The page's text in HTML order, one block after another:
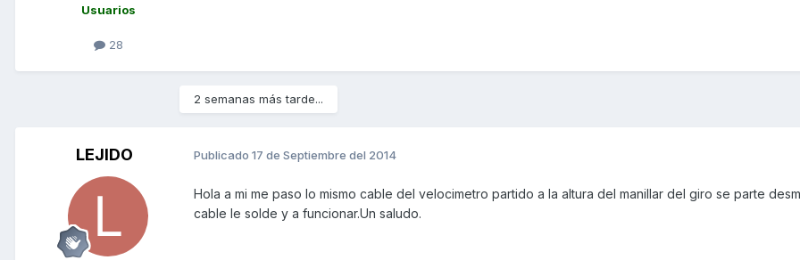
Usuarios
28
2 semanas más tarde...
LEJIDO Publicado 17 de Septiembre del 2014
Hola a mi me paso lo mismo cable del velocimetro partido a la altura del manillar del giro se parte
cable le solde y a funcionar.Un saludo.